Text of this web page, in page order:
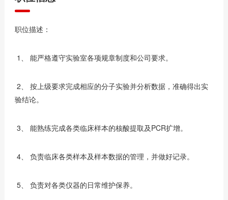
职位描述：
1、 能严格遵守实验室各项规章制度和公司要求。
2、 按上级要求完成相应的分子实验并分析数据，准确得出实
验结论。
3、 能熟练完成各类临床样本的核酸提取及PCR扩增。
4、 负责临床各类样本及样本数据的管理，并做好记录。
5、 负责对各类仪器的日常维护保养。